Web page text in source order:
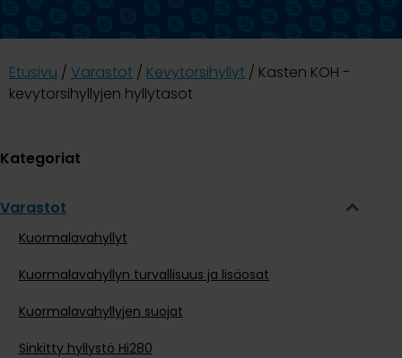
Etusivu / Varastot / Kevytorsihyllyt / Kasten KOH -
kevytorsihyllyjen hyllytasot
Kategoriat
Varastot
Kuormalavahyllyt
Kuormalavahyllyn turvallisuus ja lisäosat
Kuormalavahyllyjen suojat
Sinkitty hyllystö Hi280